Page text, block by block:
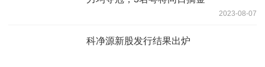
2023-08-07
科净源新股发行结果出炉